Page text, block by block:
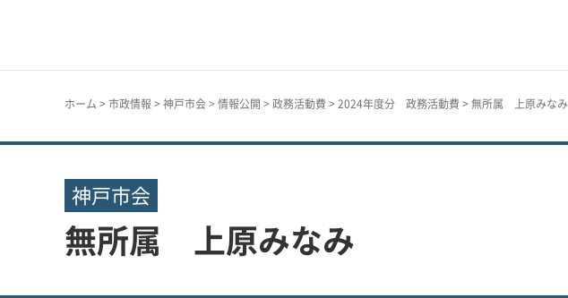
ホーム > 市政情報 > 神戸市会> 情報公開 > 政務活動費 > 2024年度分 政務活動費 > 無所属 上原みなみ
神戸市会
無所属 上原みなみ